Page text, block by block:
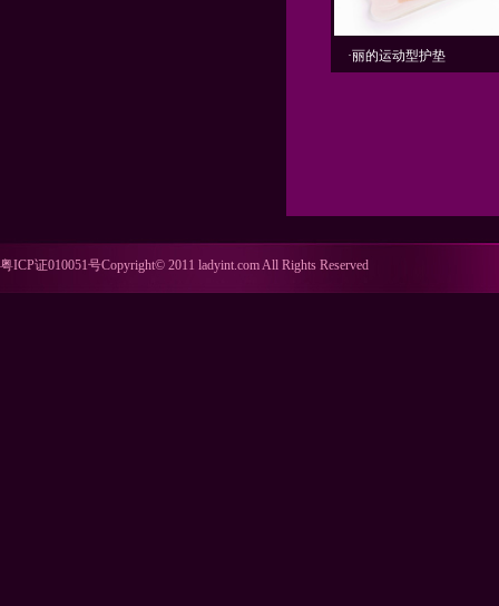
·丽的运动型护垫
粤ICP证010051号Copyright© 2011 ladyint.com All Rights Reserved